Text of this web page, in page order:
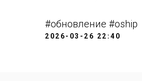
#обновление #oship
2026-03-26 22:40